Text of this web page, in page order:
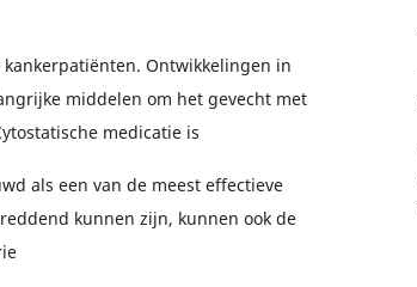
Ontwikkelingen in
middelen om het gevecht met
medicatie is
als een van de meest effectieve
kunnen zijn, kunnen ook de